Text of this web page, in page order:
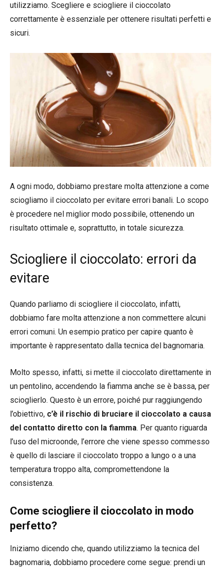
utilizziamo. Scegliere e sciogliere il cioccolato
correttamente è essenziale per ottenere risultati perfetti e
sicuri.
A ogni modo, dobbiamo prestare molta attenzione a come
sciogliamo il cioccolato per evitare errori banali. Lo scopo
è procedere nel miglior modo possibile, ottenendo un
risultato ottimale e, soprattutto, in totale sicurezza.
Sciogliere il cioccolato: errori da
evitare
Quando parliamo di sciogliere il cioccolato, infatti,
dobbiamo fare molta attenzione a non commettere alcuni
errori comuni. Un esempio pratico per capire quanto è
importante è rappresentato dalla tecnica del bagnomaria.
Molto spesso, infatti, si mette il cioccolato direttamente in
un pentolino, accendendo la fiamma anche se è bassa, per
scioglierlo. Questo è un errore, poiché pur raggiungendo
l’obiettivo, c’è il rischio di bruciare il cioccolato a causa
del contatto diretto con la fiamma. Per quanto riguarda
l’uso del microonde, l’errore che viene spesso commesso
è quello di lasciare il cioccolato troppo a lungo o a una
temperatura troppo alta, compromettendone la
consistenza.
Come sciogliere il cioccolato in modo
perfetto?
Iniziamo dicendo che, quando utilizziamo la tecnica del
bagnomaria, dobbiamo procedere come segue: prendi un